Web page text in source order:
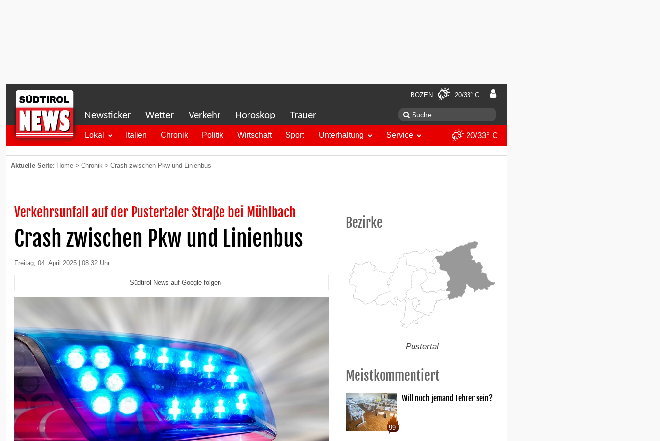
BOZEN 20/33° C
Newsticker Wetter Verkehr Horoskop Trauer
Lokal Italien Chronik Politik Wirtschaft Sport Unterhaltung Service 20/33° C
Aktuelle Seite: Home > Chronik > Crash zwischen Pkw und Linienbus
Verkehrsunfall auf der Pustertaler Straße bei Mühlbach
Crash zwischen Pkw und Linienbus
Freitag, 04. April 2025 | 08:32 Uhr
Südtirol News auf Google folgen
Bezirke
Pustertal
Meistkommentiert
99
Will noch jemand Lehrer sein?